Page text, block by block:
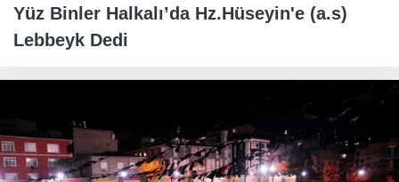
Yüz Binler Halkalı’da Hz.Hüseyin'e (a.s)
Lebbeyk Dedi